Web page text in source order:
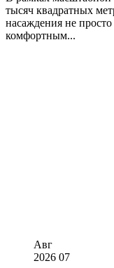
тысяч квадратных
насаждения не
комфортным...
Авг
2026 07